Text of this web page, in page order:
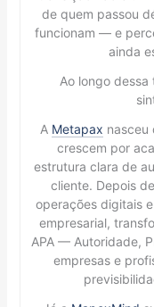
de quem passou
funcionam — e
ainda
Ao longo
A Metapax nasceu
crescem por
estrutura clara de
cliente. Depois
operações digitais
empresarial,
APA — Autoridade,
empresas e